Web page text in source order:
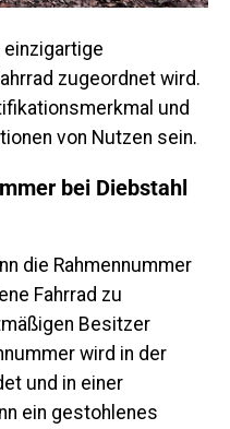
einzigartige
zugeordnet wird.
und
von Nutzen sein.
bei Diebstahl
die Rahmennummer
Fahrrad zu
Besitzer
wird in der
und in einer
ein gestohlenes